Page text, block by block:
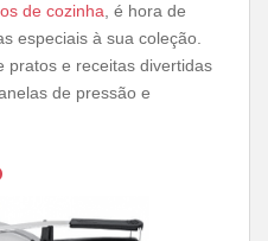
de cozinha , é hora de
especiais à sua coleção.
pratos e receitas divertidas
de pressão e